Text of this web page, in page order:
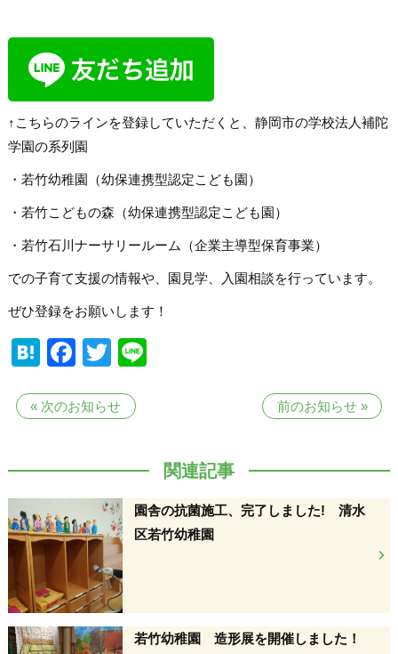
↑こちらのラインを登録していただくと、静岡市の学校法人補陀
学園の系列園
・若竹幼稚園（幼保連携型認定こども園）
・若竹こどもの森（幼保連携型認定こども園）
・若竹石川ナーサリールーム（企業主導型保育事業）
での子育て支援の情報や、園見学、入園相談を行っています。
ぜひ登録をお願いします！
Hatena
Facebook
Twitter
前のお知らせ»
« 次のお知らせ
関連記事
園舎の抗菌施工、完了しました! 清水
区若竹幼稚園
若竹幼稚園 造形展を開催しました！